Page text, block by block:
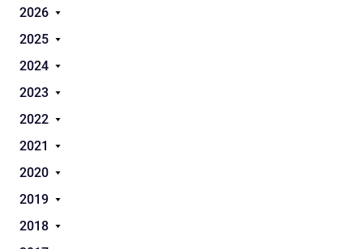
2026
2025
2024
2023
2022
2021
2020
2019
2018